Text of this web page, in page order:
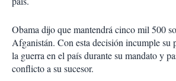
Obama dijo que mantendrá cinco mil 500
Afganistán. Con esta decisión incumple su
la guerra en el país durante su mandato y
conflicto a su sucesor.